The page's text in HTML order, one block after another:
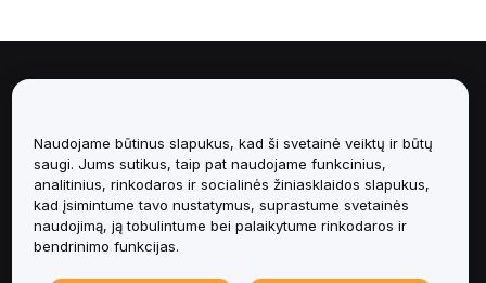
Paslaugos
Pagalba
Produktai
Naudojame būtinus slapukus, kad ši svetainė veiktų ir būtų
saugi. Jums sutikus, taip pat naudojame funkcinius,
analitinius, rinkodaros ir socialinės žiniasklaidos slapukus,
kad įsimintume tavo nustatymus, suprastume svetainės
naudojimą, ją tobulintume bei palaikytume rinkodaros ir
bendrinimo funkcijas.